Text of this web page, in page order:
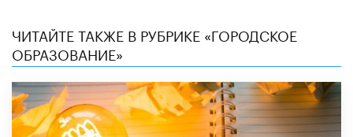
ЧИТАЙТЕ ТАКЖЕ В РУБРИКЕ «ГОРОДСКОЕ
ОБРАЗОВАНИЕ»